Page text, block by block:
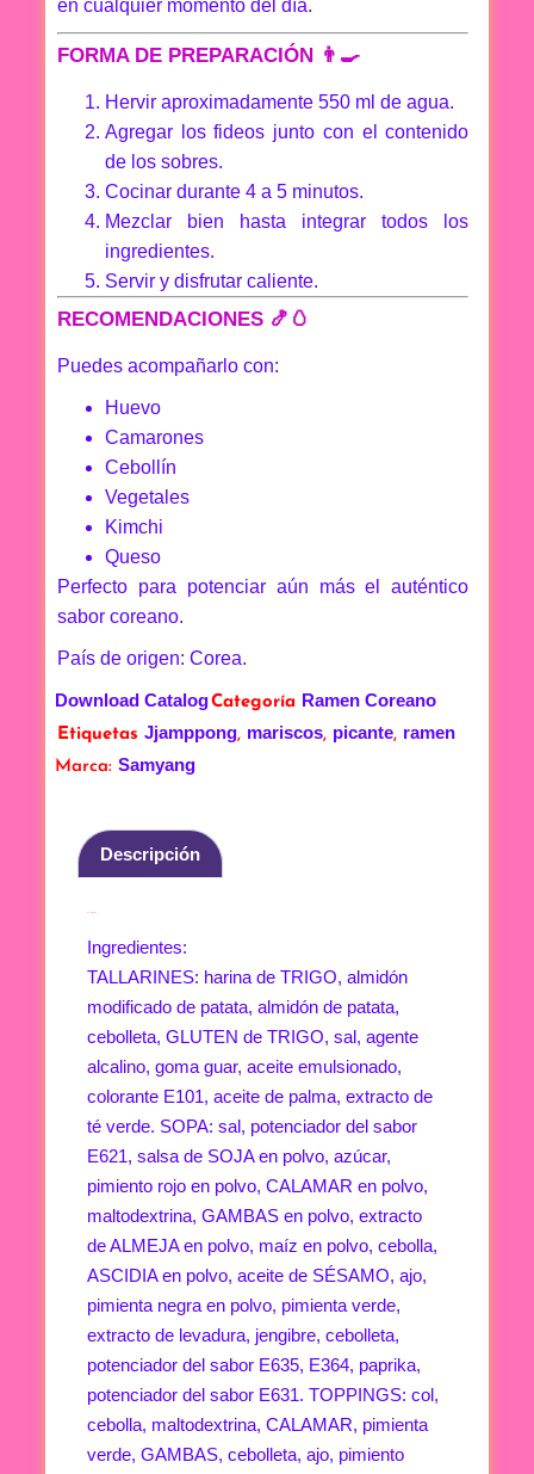
en cualquier momento del día.
FORMA DE PREPARACIÓN 👨‍🍳
Hervir aproximadamente 550 ml de agua.
Agregar los fideos junto con el contenido
de los sobres.
Cocinar durante 4 a 5 minutos.
Mezclar bien hasta integrar todos los
ingredientes.
Servir y disfrutar caliente.
RECOMENDACIONES 🍤🥚
Puedes acompañarlo con:
Huevo
Camarones
Cebollín
Vegetales
Kimchi
Queso
Perfecto para potenciar aún más el auténtico
sabor coreano.
País de origen: Corea.
Download CatalogCategoría Ramen Coreano
Etiquetas Jjamppong, mariscos, picante, ramen
Marca: Samyang
Descripción
Ingredientes:
TALLARINES: harina de TRIGO, almidón
modificado de patata, almidón de patata,
cebolleta, GLUTEN de TRIGO, sal, agente
alcalino, goma guar, aceite emulsionado,
colorante E101, aceite de palma, extracto de
té verde. SOPA: sal, potenciador del sabor
E621, salsa de SOJA en polvo, azúcar,
pimiento rojo en polvo, CALAMAR en polvo,
maltodextrina, GAMBAS en polvo, extracto
de ALMEJA en polvo, maíz en polvo, cebolla,
ASCIDIA en polvo, aceite de SÉSAMO, ajo,
pimienta negra en polvo, pimienta verde,
extracto de levadura, jengibre, cebolleta,
potenciador del sabor E635, E364, paprika,
potenciador del sabor E631. TOPPINGS: col,
cebolla, maltodextrina, CALAMAR, pimienta
verde, GAMBAS, cebolleta, ajo, pimiento